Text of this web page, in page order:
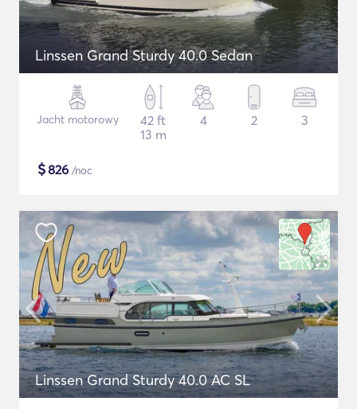
Linssen Grand Sturdy 40.0 Sedan
Jacht motorowy
42 ft
13 m
4 2 3
$826 /noc
Linssen Grand Sturdy 40.0 AC SL